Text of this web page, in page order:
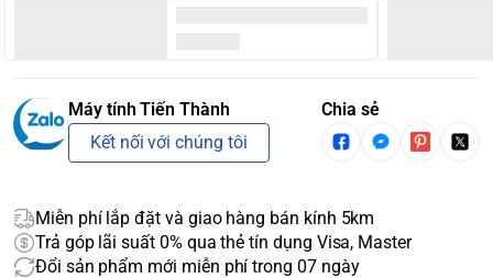
Máy tính Tiến Thành
Kết nối với chúng tôi
Chia sẻ
Miễn phí lắp đặt và giao hàng bán kính 5km
Trả góp lãi suất 0% qua thẻ tín dụng Visa, Master
Đổi sản phẩm mới miễn phí trong 07 ngày